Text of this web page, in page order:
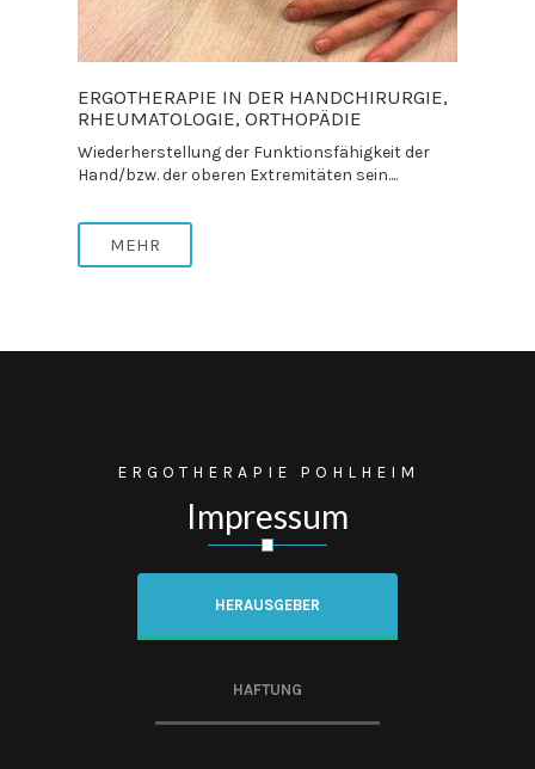
ERGOTHERAPIE IN DER HANDCHIRURGIE,
RHEUMATOLOGIE, ORTHOPÄDIE
Wiederherstellung der Funktionsfähigkeit der
Hand/bzw. der oberen Extremitäten sein....
MEHR
ERGOTHERAPIE POHLHEIM
Impressum
HERAUSGEBER
HAFTUNG